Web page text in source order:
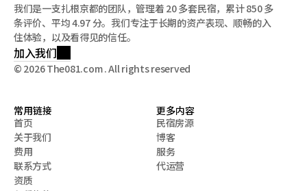
我们是一支扎根京都的团队，管理着 20 多套民宿，累计 850 多
条评价、平均 4.97 分。我们专注于长期的资产表现、顺畅的入
住体验，以及看得见的信任。
加入我们
© 2026 The081.com . All rights reserved
常用链接
首页
首页
关于我们
关于我们
费用
费用
联系方式
联系方式
资质
更多内容
民宿房源
民宿房源
博客
博客
服务
服务
代运营